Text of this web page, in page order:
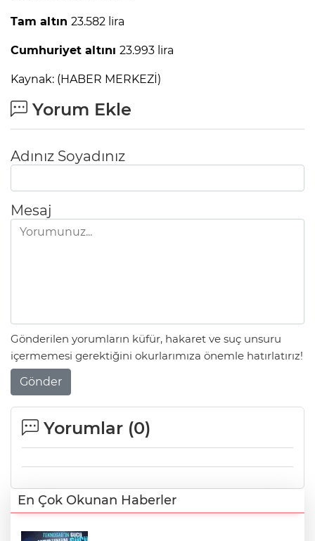
Tam altın 23.582 lira
Cumhuriyet altını 23.993 lira
Kaynak: (HABER MERKEZİ)
Yorum Ekle
Adınız Soyadınız
Mesaj
Gönderilen yorumların küfür, hakaret ve suç unsuru
içermemesi gerektiğini okurlarımıza önemle hatırlatırız!
Gönder
Yorumlar (0)
En Çok Okunan Haberler